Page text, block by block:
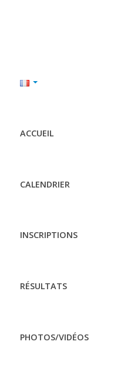
ACCUEIL
CALENDRIER
INSCRIPTIONS
RÉSULTATS
PHOTOS/VIDÉOS